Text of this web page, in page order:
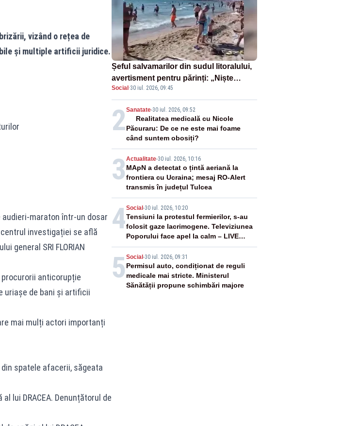
vizând o rețea de
și multiple artificii juridice.
maraton într-un dosar
investigației se află
general SRI FLORIAN
procurorii anticorupție
uriașe de bani și artificii
mai mulți actori importanți
din spatele afacerii, săgeata
lui DRACEA. Denunțătorul de
Șeful salvamarilor din sudul litoralului,
avertisment pentru părinți: „Niște
cursuri de înot la piscină nu sunt
suficiente”
Social ·30 iul. 2026, 09:45
2Sanatate-30 iul. 2026, 09:52
Realitatea medicală cu Nicole
Păcuraru: De ce ne este mai foame
când suntem obosiți?
3 Actualitate-30 iul. 2026, 10:16
MApN a detectat o țintă aeriană la
frontiera cu Ucraina; mesaj RO-Alert
transmis în județul Tulcea
4Social -30 iul. 2026, 10:20
Tensiuni la protestul fermierilor, s-au
folosit gaze lacrimogene. Televiziunea
Poporului face apel la calm – LIVE
TEXT
5 Social -30 iul. 2026, 09:31
Permisul auto, condiționat de reguli
medicale mai stricte. Ministerul
Sănătății propune schimbări majore